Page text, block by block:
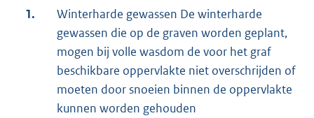
1.
Winterharde gewassen De winterharde
gewassen die op de graven worden geplant,
mogen bij volle wasdom de voor het graf
beschikbare oppervlakte niet overschrijden of
moeten door snoeien binnen de oppervlakte
kunnen worden gehouden